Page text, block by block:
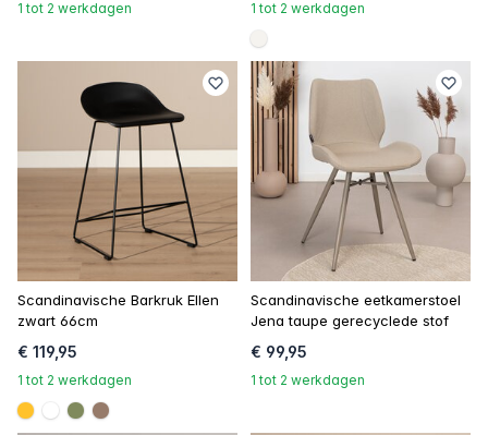
1 tot 2 werkdagen 1 tot 2 werkdagen
#f5f3ef
Scandinavische Barkruk Ellen
zwart 66cm
€ 119,95
1 tot 2 werkdagen
#ffc22c
#FFFFFF
#808a5d
#967b6a
Scandinavische eetkamerstoel
Jena taupe gerecyclede stof
€ 99,95
1 tot 2 werkdagen